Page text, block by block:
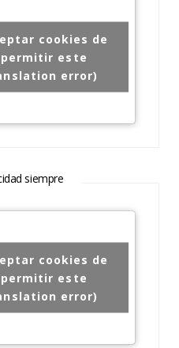
cookies de
este
error)
siempre
cookies de
este
error)